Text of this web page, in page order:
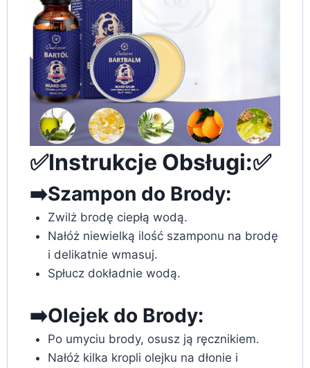
✅Instrukcje Obsługi:✅
➡️Szampon do Brody:
Zwilż brodę ciepłą wodą.
Nałóż niewielką ilość szamponu na brodę
i delikatnie wmasuj.
Spłucz dokładnie wodą.
➡️Olejek do Brody:
Po umyciu brody, osusz ją ręcznikiem.
Nałóż kilka kropli olejku na dłonie i